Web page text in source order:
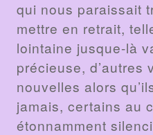
qui nous paraissait
mettre en retrait,
lointaine jusque-là
précieuse, d’autres
nouvelles alors
jamais, certains au
étonnamment